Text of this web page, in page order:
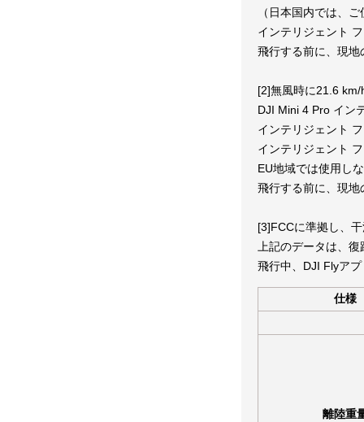
（日本国内では、
インテリジェント
飛行する前に、現
[2]無風時に21.6
DJI Mini 4 Pro イン
インテリジェント
インテリジェント
EU地域では使用し
飛行する前に、現
[3]FCCに準拠し、
上記のデータは、
飛行中、DJI Flyア
仕様
離陸重